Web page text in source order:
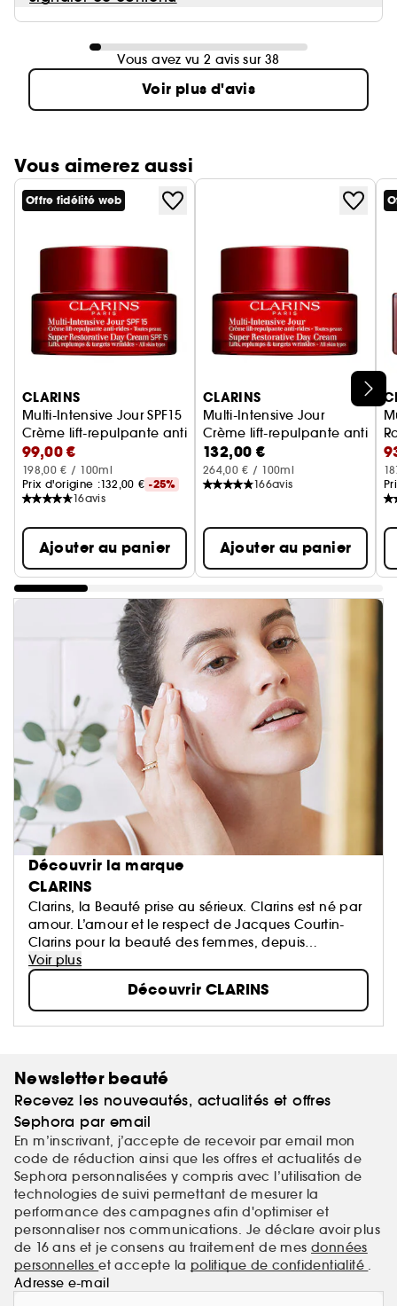
Vous avez vu 2 avis sur 38
Voir plus d'avis
Vous aimerez aussi
Ignorer le carrousel produits
Offre fidélité web
CLARINS
Multi-Intensive Jour SPF15
Crème lift-repulpante anti-rides - Toutes Peaux
99,00 €
198,00 € / 100ml
Prix d'origine :132,00 € -25%
16avis
Ajouter au panier
CLARINS
Multi-Intensive Jour
Crème lift-repulpante anti-
132,00 €
264,00 € / 100ml
166avis
Ajouter au panier
Découvrir la marque
CLARINS
Clarins, la Beauté prise au sérieux. Clarins est né par
amour. L’amour et le respect de Jacques Courtin-
Clarins pour la beauté des femmes, depuis
l'ouverture du premier Institut Clarins à Paris en 1954.
N°1 Européen des soins de beauté haut de
Voir plus
Découvrir CLARINS
Newsletter beauté
Recevez les nouveautés, actualités et offres
Sephora par email
En m’inscrivant, j’accepte de recevoir par email mon
code de réduction ainsi que les offres et actualités de
Sephora personnalisées y compris avec l’utilisation de
technologies de suivi permettant de mesurer la
performance des campagnes afin d'optimiser et
personnaliser nos communications. Je déclare avoir plus
de 16 ans et je consens au traitement de mes données
personnelleset accepte la politique de confidentialité .
Adresse e-mail